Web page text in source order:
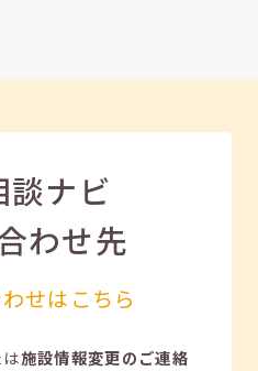
談ナビ
わせ先
せはこちら
施設情報変更のご連絡